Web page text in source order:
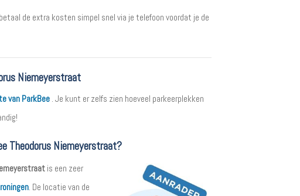
de extra kosten simpel snel via je telefoon voordat je de
Niemeyerstraat
van ParkBee. Je kunt er zelfs zien hoeveel parkeerplekken
Theodorus Niemeyerstraat?
is een zeer
. De locatie van de